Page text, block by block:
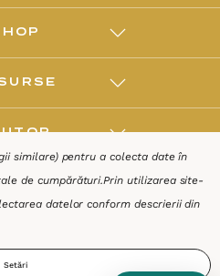
similare) pentru a colecta date în
de cumpărături.Prin utilizarea site-
datelor conform descrierii din
Setări